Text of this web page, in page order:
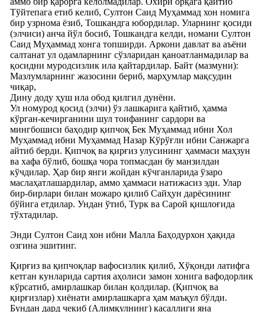
Тўйтепага етиб келиб, Султон Саид Муҳаммад хон номига
бир узрнома ёзиб, Тошкандга юбордилар. Уларнинг қосиди
(элчиси) анча йўл босиб, Тошкандга келди, номани Султон
Саид Муҳаммад хонга топширди. Аркони давлат ва аъёни
салтанат ул одамларнинг сўзларидан қаноатланмадилар ва
қосидни муродсизлик ила қайтардилар. Байт (мазмуни):
Мазлумларнинг жазосини бериб, марҳумлар мақсудин
чиқар,
Дину доду ҳуш ила обод қилгил дунёни.
Ул номурод қосид (элчи) ўз лашкарига қайтиб, ҳамма
кўрган-кечирганини шул тоифанинг сардори ва
мингбошиси баҳодир қипчоқ Бек Муҳаммад ибни Хол
Муҳаммад ибни Муҳаммад Назар Кўрўғли ибни Санжарга
айтиб берди. Қипчоқ ва қирғиз улусининг ҳаммаси маҳзун
ва хафа бўлиб, бошқа чора топмасдан бу манзилдан
кўчдилар. Ҳар бир янги жойдан кўчганларида ўзаро
маслаҳатлашардилар, аммо ҳаммаси натижасиз эди. Улар
бир-бирлари билан можаро қилиб Сайҳун дарёсининг
бўйига етдилар. Ундан ўтиб, Турк ва Сарой қишлоғида
тўхтадилар.
Энди Султон Саид хон ибни Малла Баҳодурхон ҳақида
озгина эшитинг.
Қирғиз ва қипчоқлар вафосизлик қилиб, Хўқонди латифга
кетган кунларида сартия аҳолиси замон хонига вафодорлик
кўрсатиб, амирлашкар билан қолдилар. (Қипчоқ ва
қирғизлар) хиёнати амирлашкарга ҳам маъқул бўлди.
Бундан дард чекиб (Алимқулнинг) касаллиги яна